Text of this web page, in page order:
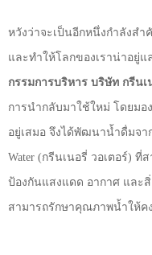
หวังว่าจะเป็นอีกหนึ่งกำลังส
และทำให้โลกของเราน่าอยู่แ
กรรมการบริหาร บริษัท กรีนเ
การนำกลับมาใช้ใหม่ โดยมอ
อยู่เสมอ จึงได้พัฒนาน้ำดื่มจา
Water (กรีนเนอรี่ วอเตอร์) ที่
ป้องกันแสงแดด อากาศ และ
สามารถรักษาคุณภาพน้ำให้ค